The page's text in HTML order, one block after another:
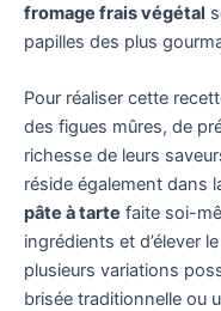
fromage frais végétal
papilles des plus
Pour réaliser cette
des figues mûres, de
richesse de leurs
réside également dans
pâte à tarte faite soi-
ingrédients et d’élever
plusieurs variations
brisée traditionnelle ou